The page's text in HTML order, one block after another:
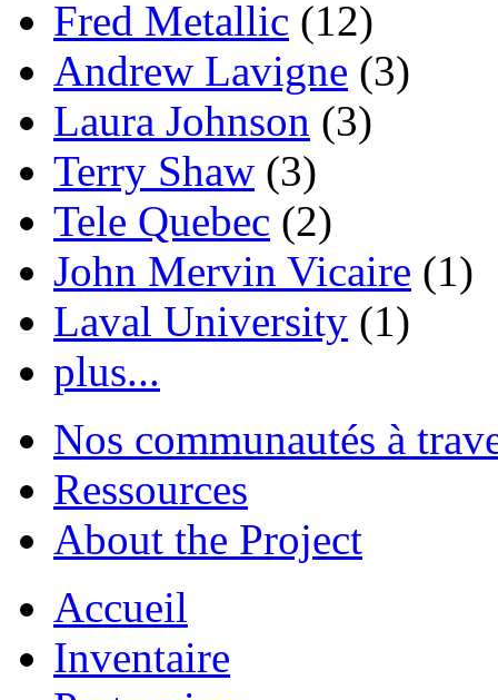
Fred Metallic (12)
Andrew Lavigne (3)
Laura Johnson (3)
Terry Shaw (3)
Tele Quebec (2)
John Mervin Vicaire (1)
Laval University (1)
plus...
Nos communautés à
Ressources
About the Project
Accueil
Inventaire